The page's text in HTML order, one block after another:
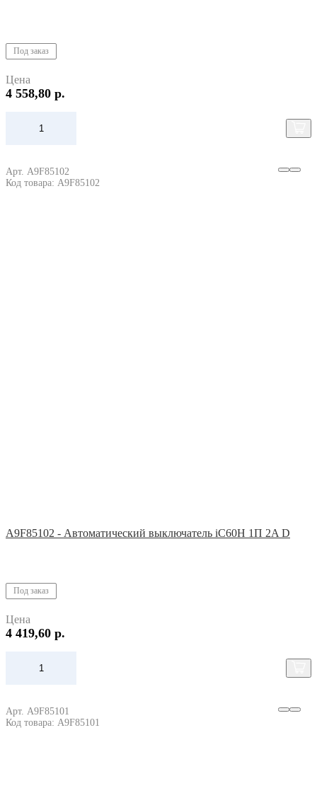
Под заказ
Цена
4 558,80 р.
Арт. A9F85102
Код товара: A9F85102
A9F85102 - Автоматический выключатель iC60H 1П 2A D
Под заказ
Цена
4 419,60 р.
Арт. A9F85101
Код товара: A9F85101